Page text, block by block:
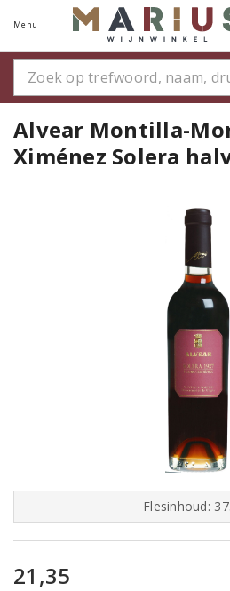
Menu
Alvear Montilla-
Ximénez Solera
Flesinhoud:
21,35